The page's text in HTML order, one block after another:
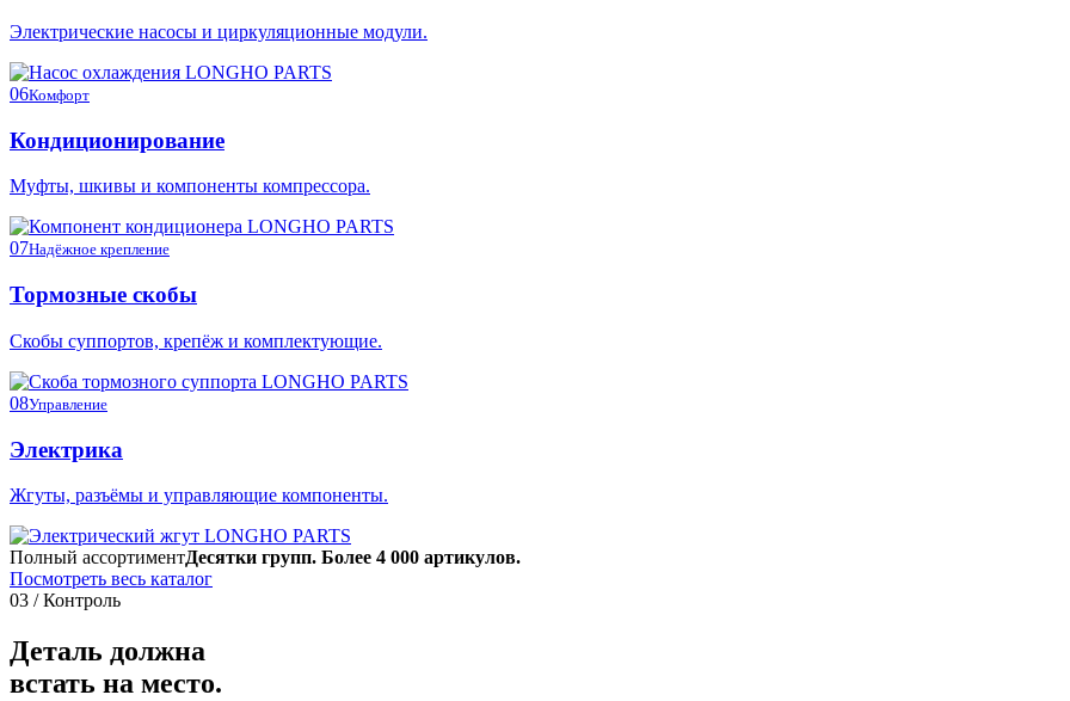
Электрические насосы и циркуляционные модули.
06Комфорт
Кондиционирование
Муфты, шкивы и компоненты компрессора.
07Надёжное крепление
Тормозные скобы
Скобы суппортов, крепёж и комплектующие.
08Управление
Электрика
Жгуты, разъёмы и управляющие компоненты.
Полный ассортиментДесятки групп. Более 4 000 артикулов.
Посмотреть весь каталог
03 / Контроль
Деталь должна
встать на место.